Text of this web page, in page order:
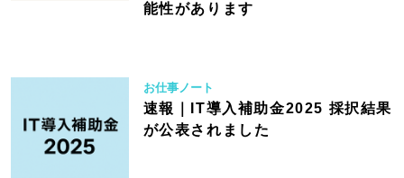
能性があります
お仕事ノート
速報｜IT導入補助金2025 採択結果
が公表されました